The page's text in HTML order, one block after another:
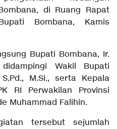
di Ruang Rapat
Bombana, Kamis
Bupati Bombana, Ir.
Wakil Bupati
M.Si., serta Kepala
RI Perwakilan Provinsi
Muhammad Falihin.
tersebut sejumlah